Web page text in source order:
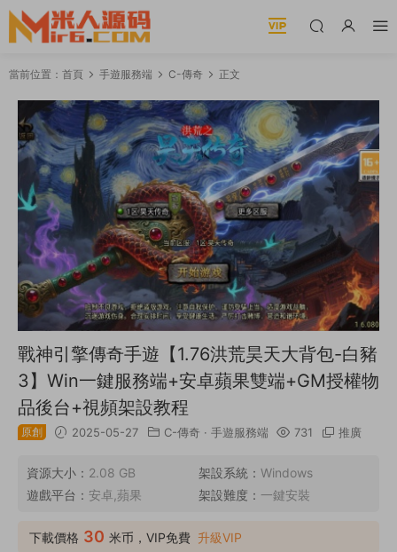
當前位置： 首頁 手遊服務端 C-傳奇 正文
戰神引擎傳奇手遊【1.76洪荒昊天大背包-白豬
3】Win一鍵服務端+安卓蘋果雙端+GM授權物
品後台+視頻架設教程
原創 2025-05-27 C-傳奇 · 手遊服務端 731 推廣
資源大小： 2.08 GB 架設系統： Windows
遊戲平台： 安卓,蘋果 架設難度： 一鍵安裝
下載價格 30 米币，VIP免費 升級VIP